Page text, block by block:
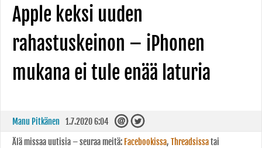
Apple keksi uuden
rahastuskeinon – iPhonen
mukana ei tule enää laturia
Manu Pitkänen 1.7.2020 6:04
Älä missaa uutisia – seuraa meitä: Facebookissa, Threadsissatai